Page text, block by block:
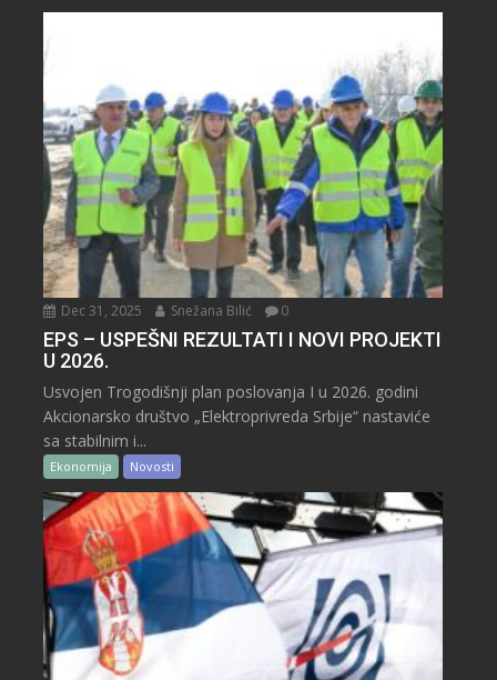
Dec 31, 2025 Snežana Bilić 0
EPS – USPEŠNI REZULTATI I NOVI PROJEKTI
U 2026.
Usvojen Trogodišnji plan poslovanja I u 2026. godini
Akcionarsko društvo „Elektroprivreda Srbije“ nastaviće
sa stabilnim i...
Ekonomija Novosti